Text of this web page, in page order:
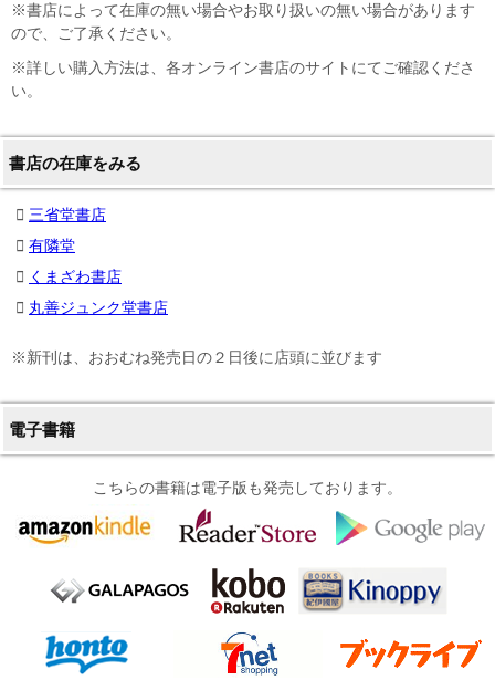
※書店によって在庫の無い場合やお取り扱いの無い場合があります
ので、ご了承ください。
※詳しい購入方法は、各オンライン書店のサイトにてご確認くださ
い。
書店の在庫をみる
三省堂書店
有隣堂
くまざわ書店
丸善ジュンク堂書店
※新刊は、おおむね発売日の２日後に店頭に並びます
電子書籍
こちらの書籍は電子版も発売しております。